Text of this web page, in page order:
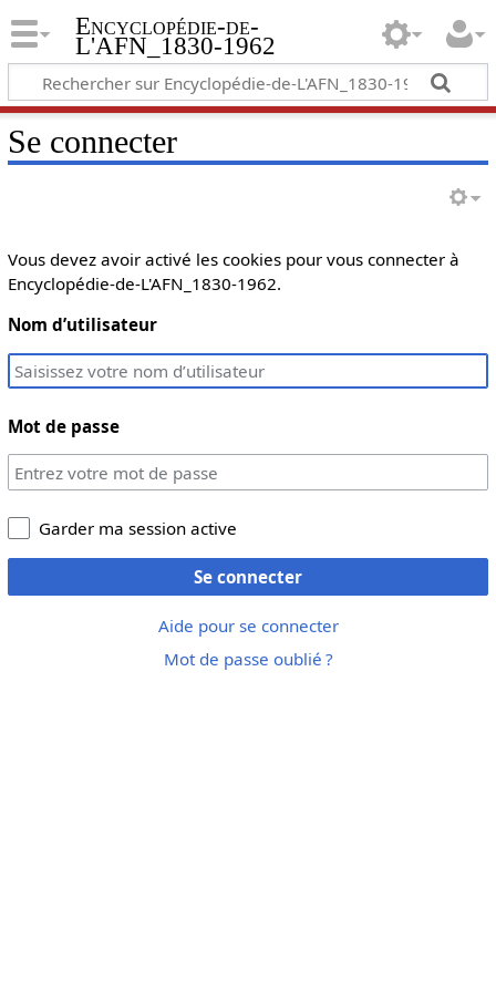
Encyclopédie-de-
L'AFN_1830-1962
Se connecter
Vous devez avoir activé les cookies pour vous connecter à
Encyclopédie-de-L'AFN_1830-1962.
Nom d’utilisateur
Mot de passe
Garder ma session active
Se connecter
Aide pour se connecter
Mot de passe oublié ?